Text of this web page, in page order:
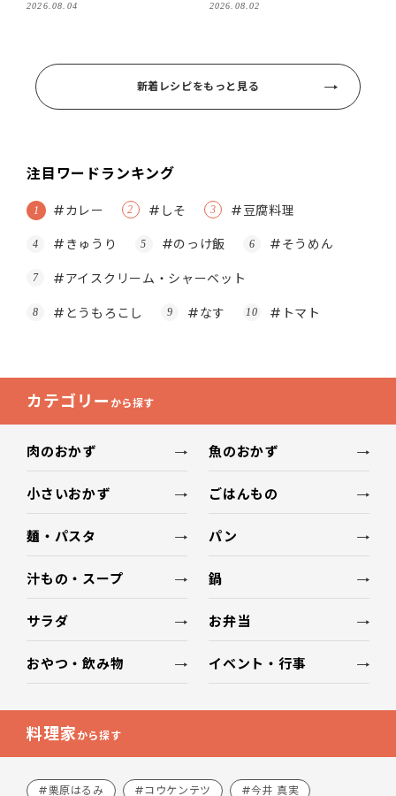
2026.08.04 2026.08.02
新着レシピをもっと見る
注目ワードランキング
#カレー #しそ
#豆腐料理
#きゅうり
#のっけ飯
#そうめん
#アイスクリーム・シャーベット
#とうもろこし
#なす #トマト
カテゴリー から探す
肉のおかず 魚のおかず
小さいおかず ごはんもの
麺・パスタ パン
汁もの・スープ 鍋
サラダ お弁当
おやつ・飲み物 イベント・行事
料理家から探す
#栗原はるみ #コウケンテツ #今井 真実